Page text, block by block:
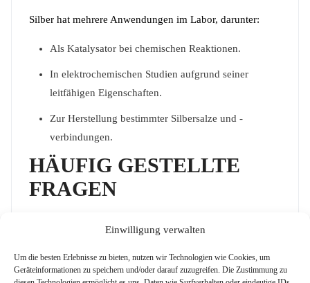
Einwilligung verwalten
Um die besten Erlebnisse zu bieten, nutzen wir Technologien wie Cookies, um
Geräteinformationen zu speichern und/oder darauf zuzugreifen. Die Zustimmung zu
Silber hat mehrere Anwendungen im Labor, darunter:
Als Katalysator bei chemischen Reaktionen.
In elektrochemischen Studien aufgrund seiner
leitfähigen Eigenschaften.
Zur Herstellung bestimmter Silbersalze und -
verbindungen.
HÄUFIG GESTELLTE
FRAGEN
einem kühlen, trockenen Ort gelagert und vor
schwefelhaltigen Materialien geschützt werden, um
Verfärbungen (Schwärzungen) zu vermeiden.